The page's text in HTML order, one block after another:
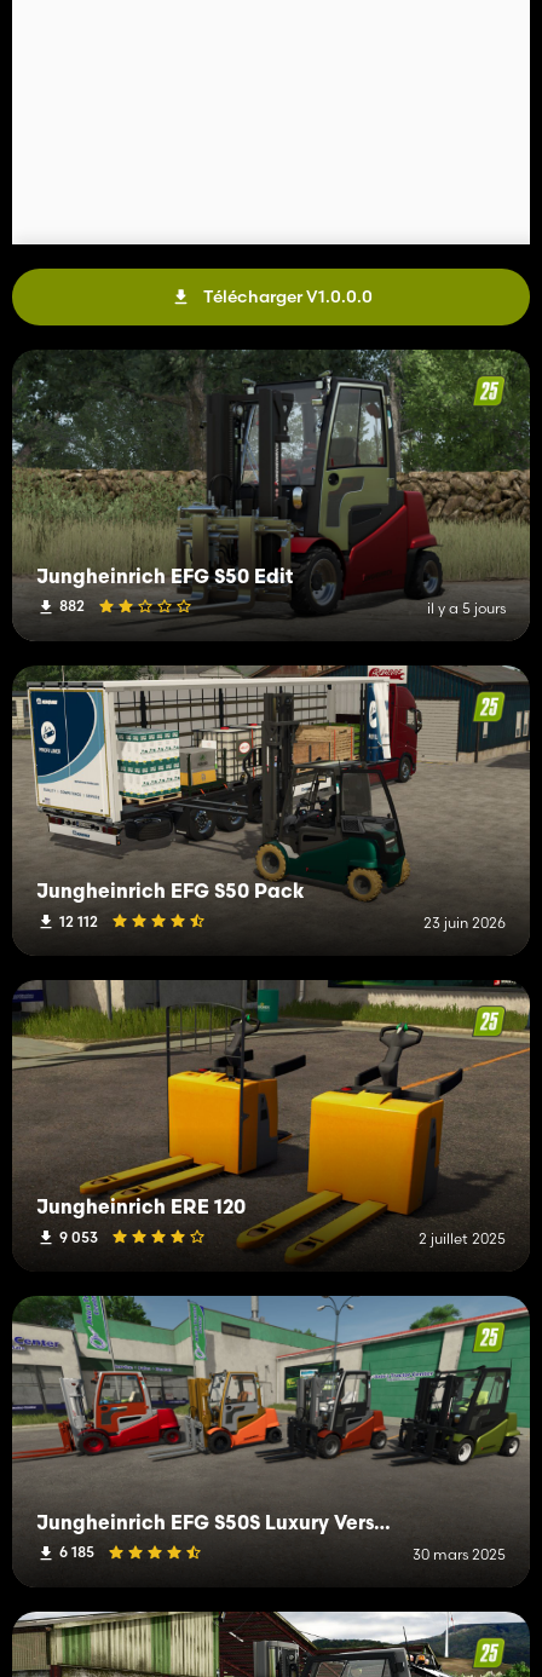
Télécharger V1.0.0.0
Jungheinrich EFG S50 Edit
882 il y a 5 jours
Jungheinrich EFG S50 Pack
12 112 23 juin 2026
Jungheinrich ERE 120
9 053 2 juillet 2025
Jungheinrich EFG S50S Luxury Version
6 185 30 mars 2025